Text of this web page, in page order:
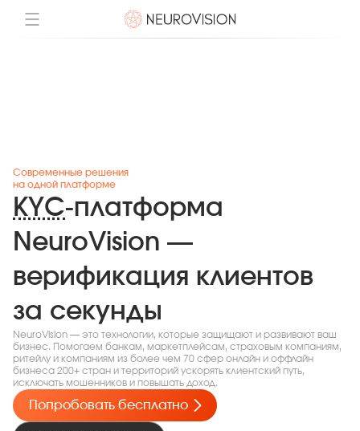
Современные решения
на одной платформе
KYC-платформа
NeuroVision —
верификация клиентов
за секунды
NeuroVision — это технологии, которые защищают и развивают ваш
бизнес. Помогаем банкам, маркетплейсам, страховым компаниям,
ритейлу и компаниям из более чем 70 сфер онлайн и оффлайн
бизнеса 200+ стран и территорий ускорять клиентский путь,
исключать мошенников и повышать доход.
Попробовать бесплатно